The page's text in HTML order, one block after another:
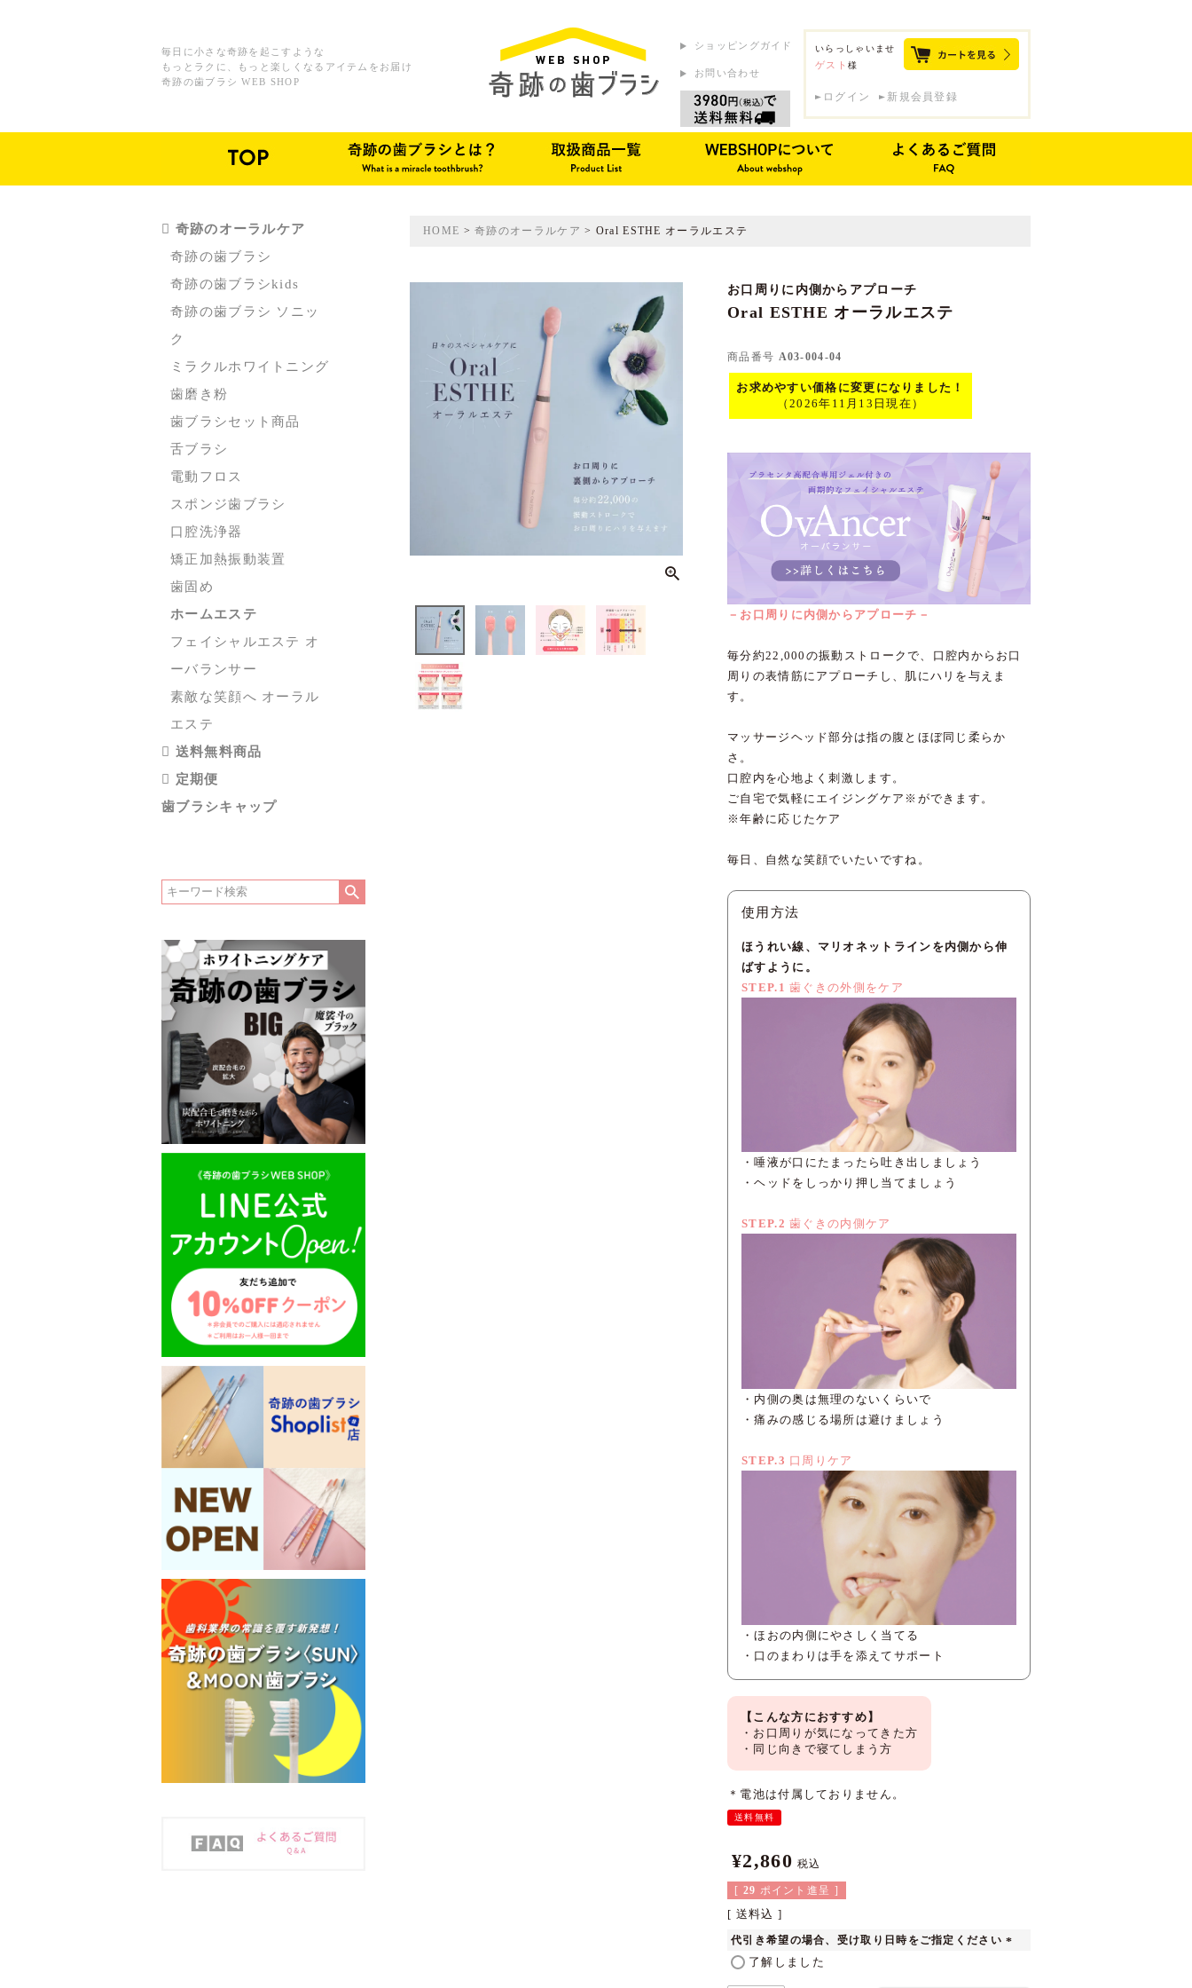
毎日に小さな奇跡を起こすような
もっとラクに、もっと楽しくなるアイテムをお届け
奇跡の歯ブラシ WEB SHOP
ショッピングガイド
お問い合わせ
いらっしゃいませ
ゲスト 様
ログイン 新規会員登録
奇跡のオーラルケア
奇跡の歯ブラシ
奇跡の歯ブラシkids
奇跡の歯ブラシ ソニッ
ク
ミラクルホワイトニング
歯磨き粉
歯ブラシセット商品
舌ブラシ
電動フロス
スポンジ歯ブラシ
口腔洗浄器
矯正加熱振動装置
歯固め
ホームエステ
フェイシャルエステ オ
ーバランサー
素敵な笑顔へ オーラル
エステ
送料無料商品
定期便
歯ブラシキャップ
HOME 奇跡のオーラルケア Oral ESTHE オーラルエステ
お口周りに内側からアプローチ
Oral ESTHE オーラルエステ
商品番号 A03-004-04
お求めやすい価格に変更になりました！
（2026年11月13日現在）
－お口周りに内側からアプローチ－
毎分約22,000の振動ストロークで、口腔内からお口
周りの表情筋にアプローチし、肌にハリを与えま
す。
マッサージヘッド部分は指の腹とほぼ同じ柔らか
さ。
口腔内を心地よく刺激します。
ご自宅で気軽にエイジングケア※ができます。
※年齢に応じたケア
毎日、自然な笑顔でいたいですね。
使用方法
ほうれい線、マリオネットラインを内側から伸
ばすように。
STEP.1 歯ぐきの外側をケア
・唾液が口にたまったら吐き出しましょう
・ヘッドをしっかり押し当てましょう
STEP.2 歯ぐきの内側ケア
・内側の奥は無理のないくらいで
・痛みの感じる場所は避けましょう
STEP.3 口周りケア
・ほおの内側にやさしく当てる
・口のまわりは手を添えてサポート
【こんな方におすすめ】
・お口周りが気になってきた方
・同じ向きで寝てしまう方
＊電池は付属しておりません。
送料無料
¥2,860 税込
[ 29 ポイント進呈 ]
送料込
代引き希望の場合、受け取り日時をご指定ください
了解しました